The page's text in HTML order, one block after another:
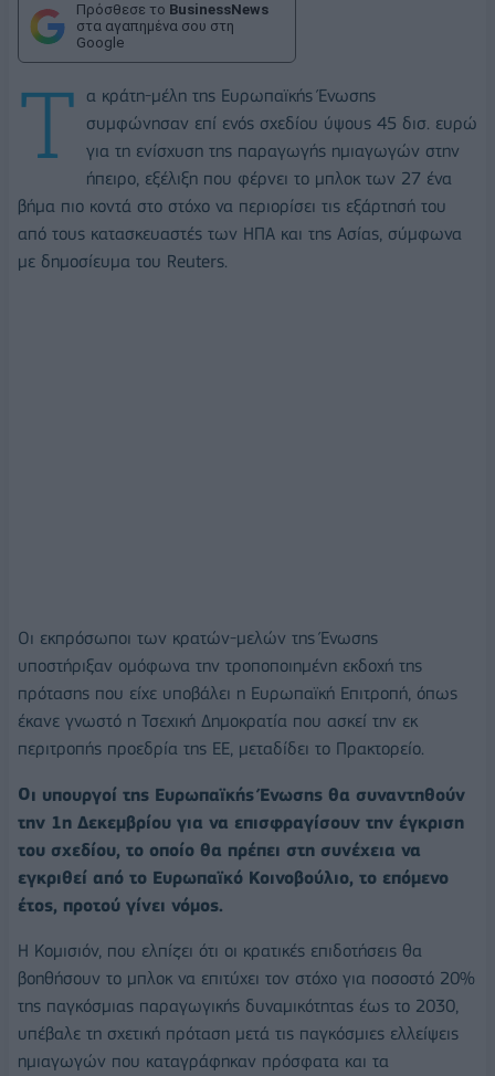
Πρόσθεσε το BusinessNews
στα αγαπημένα σου στη
Google
Τ
α κράτη-μέλη της Ευρωπαϊκής Ένωσης
συμφώνησαν επί ενός σχεδίου ύψους 45 δισ. ευρώ
για τη ενίσχυση της παραγωγής ημιαγωγών στην
ήπειρο, εξέλιξη που φέρνει το μπλοκ των 27 ένα
βήμα πιο κοντά στο στόχο να περιορίσει τις εξάρτησή του
από τους κατασκευαστές των ΗΠΑ και της Ασίας, σύμφωνα
με δημοσίευμα του Reuters.
Οι εκπρόσωποι των κρατών-μελών της Ένωσης
υποστήριξαν ομόφωνα την τροποποιημένη εκδοχή της
πρότασης που είχε υποβάλει η Ευρωπαϊκή Επιτροπή, όπως
έκανε γνωστό η Τσεχική Δημοκρατία που ασκεί την εκ
περιτροπής προεδρία της ΕΕ, μεταδίδει το Πρακτορείο.
Οι υπουργοί της Ευρωπαϊκής Ένωσης θα συναντηθούν
την 1η Δεκεμβρίου για να επισφραγίσουν την έγκριση
του σχεδίου, το οποίο θα πρέπει στη συνέχεια να
εγκριθεί από το Ευρωπαϊκό Κοινοβούλιο, το επόμενο
έτος, προτού γίνει νόμος.
Η Κομισιόν, που ελπίζει ότι οι κρατικές επιδοτήσεις θα
βοηθήσουν το μπλοκ να επιτύχει τον στόχο για ποσοστό 20%
της παγκόσμιας παραγωγικής δυναμικότητας έως το 2030,
υπέβαλε τη σχετική πρόταση μετά τις παγκόσμιες ελλείψεις
ημιαγωγών που καταγράφηκαν πρόσφατα και τα